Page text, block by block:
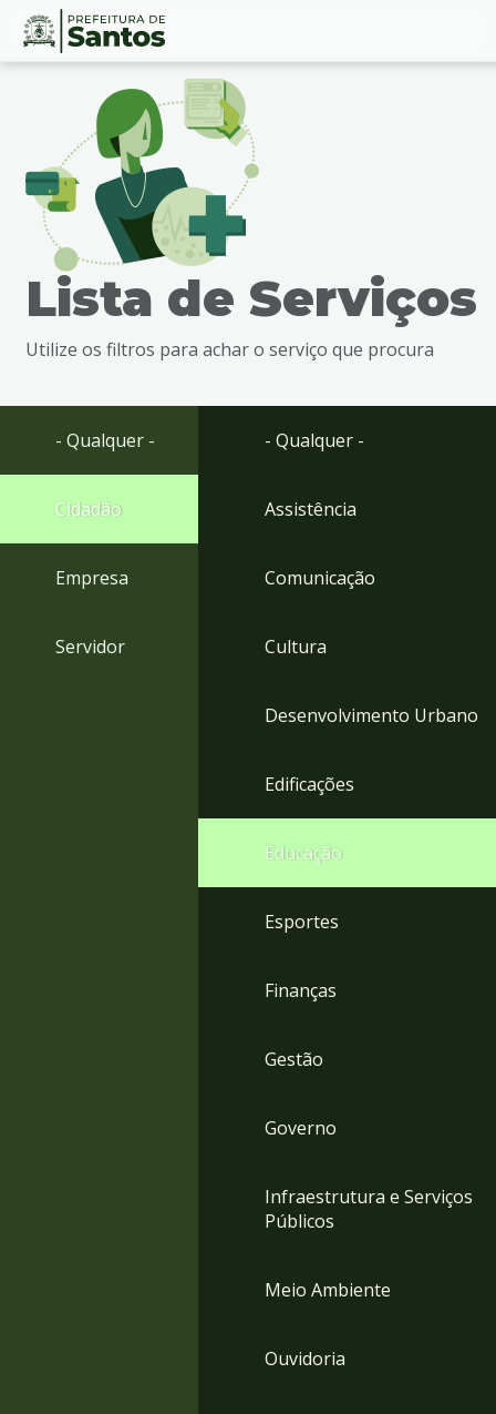
Ir
busca
Ir
rodapé
Conteúdo
Lista de Serviços
Utilize os filtros para achar o serviço que procura
- Qualquer -
Cidadão
Empresa
Servidor
- Qualquer -
Assistência
Comunicação
Cultura
Desenvolvimento Urbano
Edificações
Educação
Esportes
Finanças
Gestão
Governo
Infraestrutura e Serviços
Públicos
Meio Ambiente
Ouvidoria